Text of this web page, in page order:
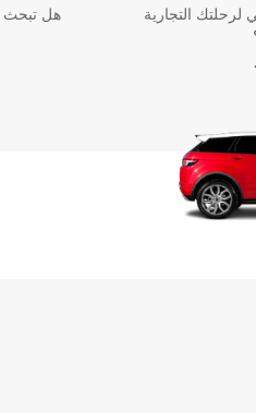
هل تبحث
التجارية